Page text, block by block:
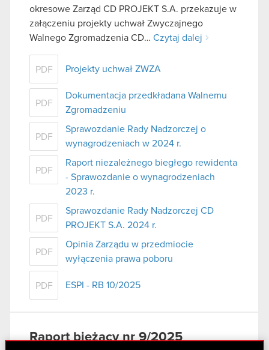
okresowe Zarząd CD PROJEKT S.A. przekazuje w
załączeniu projekty uchwał Zwyczajnego
Walnego Zgromadzenia CD… Czytaj dalej
PDF Projekty uchwał ZWZA
PDF
Dokumentacja przedkładana Walnemu
Zgromadzeniu
PDF
Sprawozdanie Rady Nadzorczej o
wynagrodzeniach w 2024 r.
PDF
Raport niezależnego biegłego rewidenta
- Sprawozdanie o wynagrodzeniach
2023 r.
PDF
Sprawozdanie Rady Nadzorczej CD
PROJEKT S.A. 2024 r.
PDF
Opinia Zarządu w przedmiocie
wyłączenia prawa poboru
PDF ESPI - RB 10/2025
Raport bieżący nr 9/2025